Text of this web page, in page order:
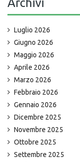
Luglio 2026
Giugno 2026
Maggio 2026
Aprile 2026
Marzo 2026
Febbraio 2026
Gennaio 2026
Dicembre 2025
Novembre 2025
Ottobre 2025
Settembre 2025